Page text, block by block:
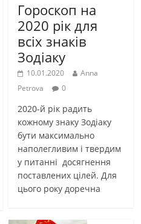
Гороскоп на
2020 рік для
всіх знаків
Зодіаку
10.01.2020
Anna
Petrova
0
2020-й рік радить
кожному знаку Зодіаку
бути максимально
наполегливим і твердим
у питанні досягнення
поставлених цілей. Для
цього року доречна